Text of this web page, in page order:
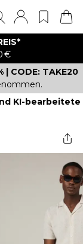
€
| CODE: TAKE20
KI-bearbeitete